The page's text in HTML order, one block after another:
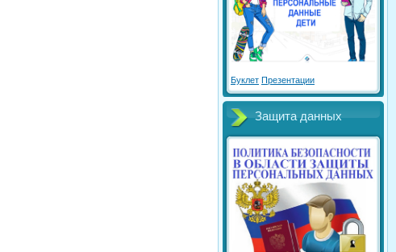
Буклет Презентации
Защита данных